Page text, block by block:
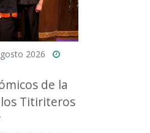
2026
de la
Titiriteros